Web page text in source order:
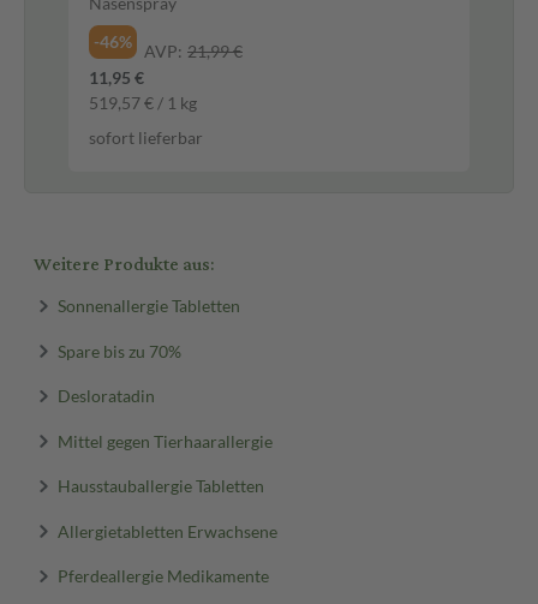
-46%
AVP: 21,99 €
11,95 €
519,57 € / 1 kg
sofort lieferbar
Weitere Produkte aus:
Sonnenallergie Tabletten
Spare bis zu 70%
Desloratadin
Mittel gegen Tierhaarallergie
Hausstauballergie Tabletten
Allergietabletten Erwachsene
Pferdeallergie Medikamente